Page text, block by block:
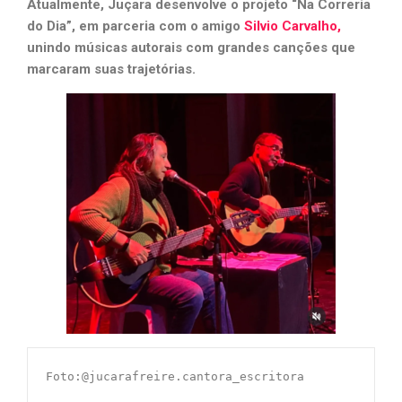
Atualmente, Juçara desenvolve o projeto “Na Correria
do Dia”, em parceria com o amigo Silvio Carvalho,
unindo músicas autorais com grandes canções que
marcaram suas trajetórias.
Foto:@jucarafreire.cantora_escritora